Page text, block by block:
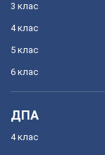
3 клас
4 клас
5 клас
6 клас
ДПА
4 клас